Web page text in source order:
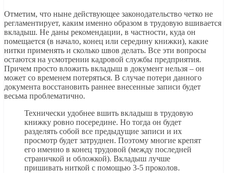
Отметим, что ныне действующее законодательство четко не
регламентирует, каким именно образом в трудовую вшивается
вкладыш. Не даны рекомендации, в частности, куда он
помещается (в начало, конец или середину книжки), какие
нитки применять и сколько швов делать. Все эти вопросы
остаются на усмотрении кадровой службы предприятия.
Причем просто вложить вкладыш в документ нельзя – он
может со временем потеряться. В случае потери данного
документа восстановить раннее внесенные записи будет
весьма проблематично.
Технически удобнее вшить вкладыш в трудовую
книжку ровно посередине. Но тогда он будет
разделять собой все предыдущие записи и их
просмотр будет затруднен. Поэтому многие крепят
его именно в конец трудовой (между последней
страничкой и обложкой). Вкладыш лучше
пришивать ниткой с помощью 3-5 проколов.